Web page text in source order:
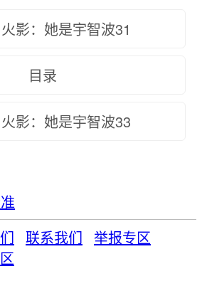
影：她是宇智波31
目录
影：她是宇智波33
联系我们 举报专区